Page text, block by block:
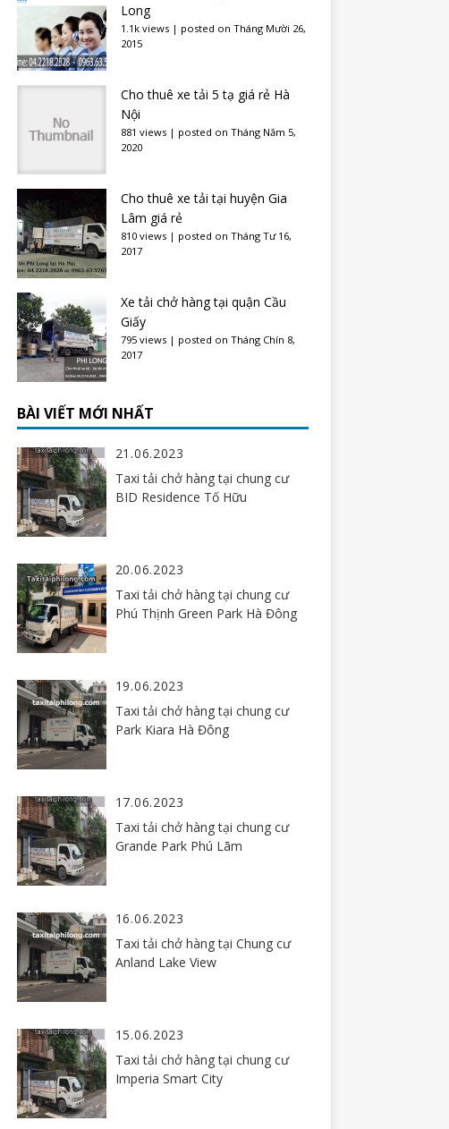
Long
1.1k views| posted on Tháng Mười 26,
2015
Cho thuê xe tải 5 tạ giá rẻ Hà
Nội
881 views| posted on Tháng Năm 5,
2020
Cho thuê xe tải tại huyện Gia
Lâm giá rẻ
810 views| posted on Tháng Tư 16,
2017
Xe tải chở hàng tại quận Cầu
Giấy
795 views| posted on Tháng Chín 8,
2017
BÀI VIẾT MỚI NHẤT
21.06.2023
Taxi tải chở hàng tại chung cư
BID Residence Tố Hữu
20.06.2023
Taxi tải chở hàng tại chung cư
Phú Thịnh Green Park Hà Đông
19.06.2023
Taxi tải chở hàng tại chung cư
Park Kiara Hà Đông
17.06.2023
Taxi tải chở hàng tại chung cư
Grande Park Phú Lãm
16.06.2023
Taxi tải chở hàng tại Chung cư
Anland Lake View
15.06.2023
Taxi tải chở hàng tại chung cư
Imperia Smart City